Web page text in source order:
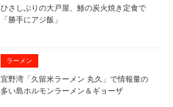
ひさしぶりの大戸屋、鯵の炭火焼き定食で
「勝手にアジ飯」
ラーメン
宜野湾「久留米ラーメン 丸久」で情報量の
多い島ホルモンラーメン＆ギョーザ